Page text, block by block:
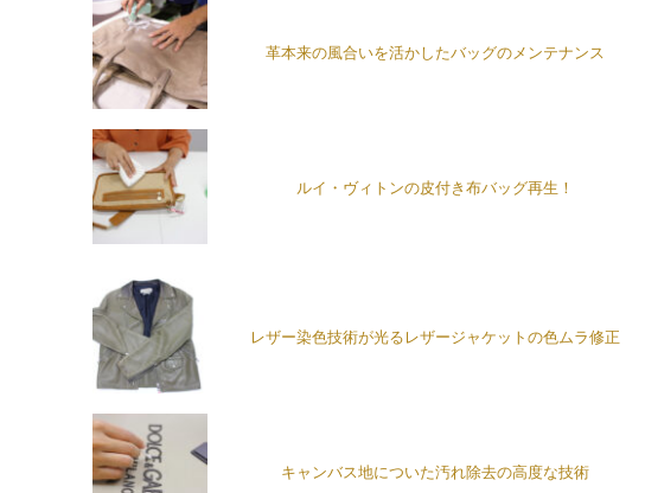
革本来の風合いを活かしたバッグのメンテナンス
ルイ・ヴィトンの皮付き布バッグ再生！
レザー染色技術が光るレザージャケットの色ムラ修正
キャンバス地についた汚れ除去の高度な技術